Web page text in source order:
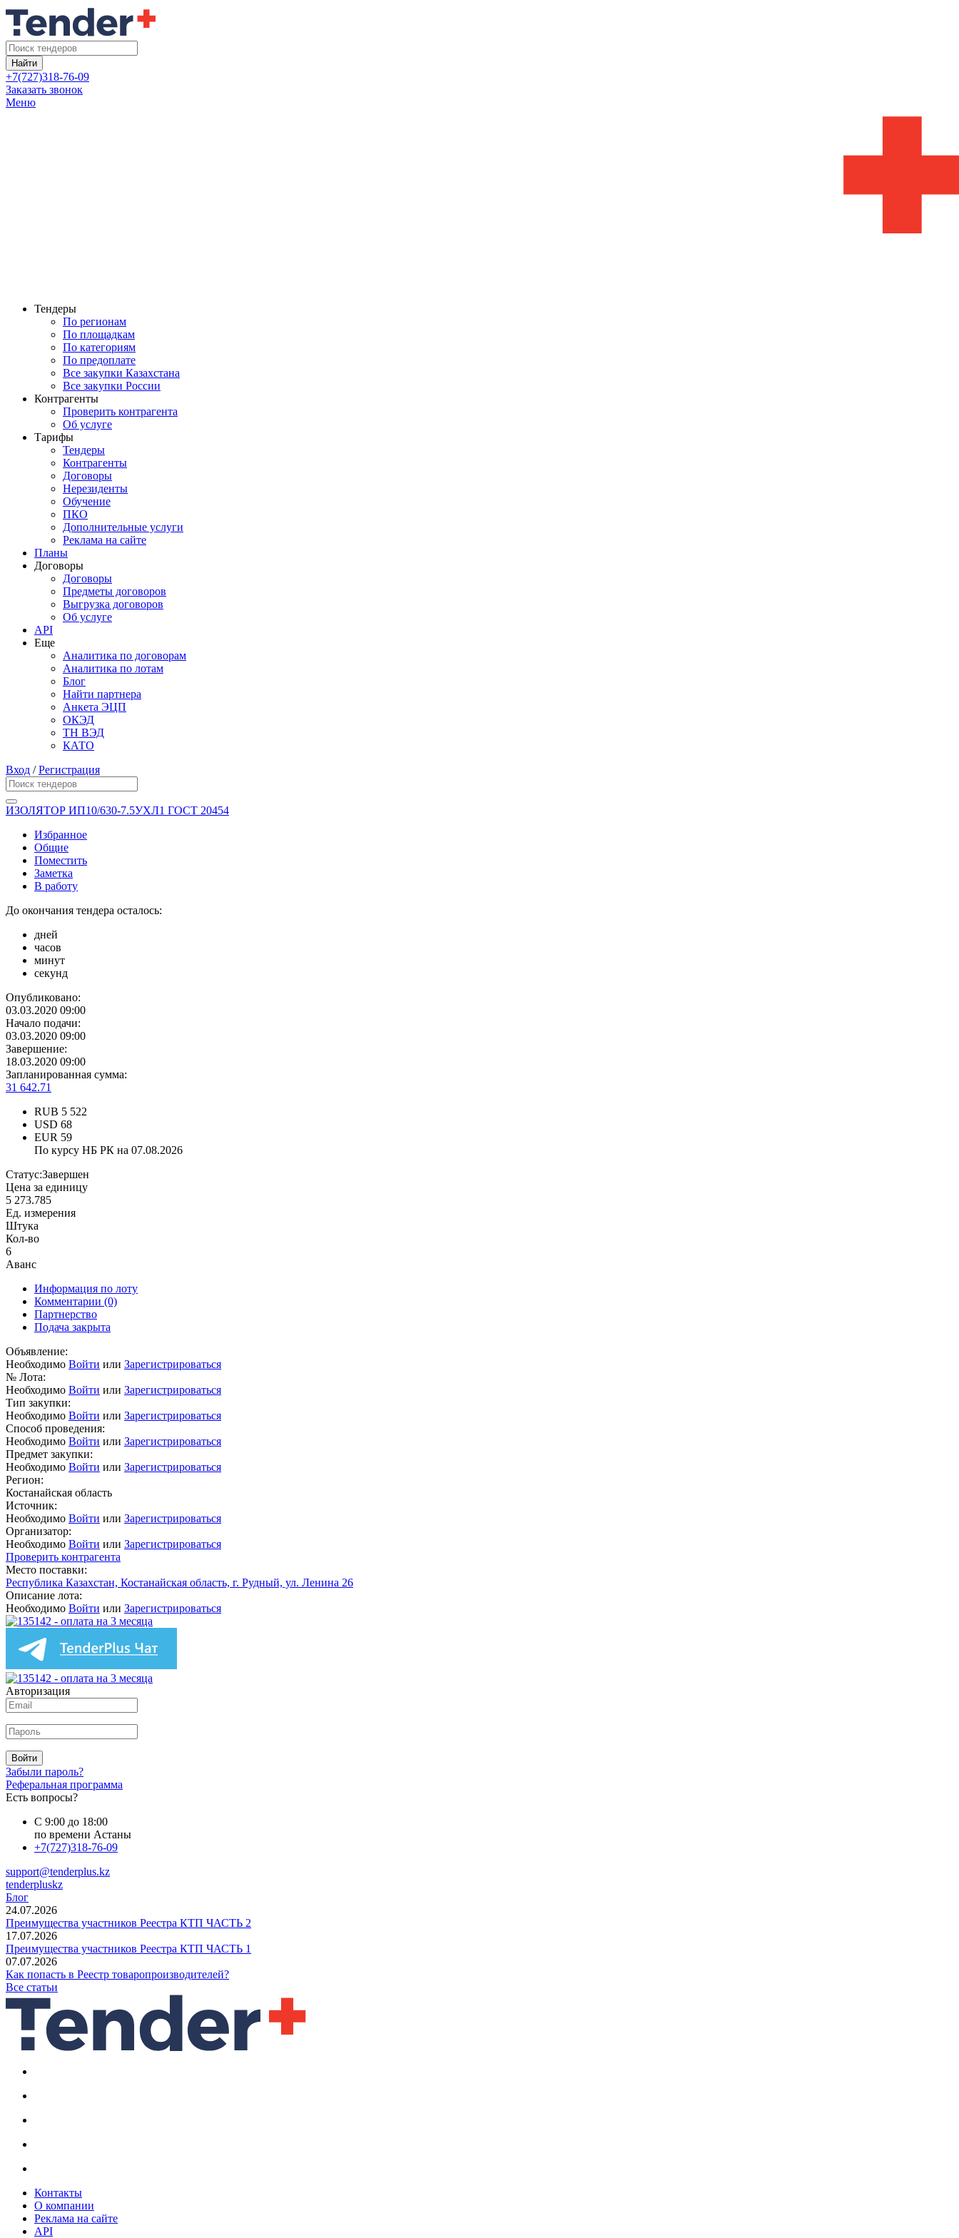
Найти
+7(727)318-76-09
Заказать звонок
Меню
Тендеры
По регионам
По площадкам
По категориям
По предоплате
Все закупки Казахстана
Все закупки России
Контрагенты
Проверить контрагента
Об услуге
Тарифы
Тендеры
Контрагенты
Договоры
Нерезиденты
Обучение
ПКО
Дополнительные услуги
Реклама на сайте
Планы
Договоры
Договоры
Предметы договоров
Выгрузка договоров
Об услуге
API
Еще
Аналитика по договорам
Аналитика по лотам
Блог
Найти партнера
Анкета ЭЦП
ОКЭД
ТН ВЭД
КАТО
Вход /Регистрация
ИЗОЛЯТОР ИП10/630-7.5УХЛ1 ГОСТ 20454
Избранное
Общие
Поместить
Заметка
В работу
До окончания тендера осталось:
дней
часов
минут
секунд
Опубликовано:
03.03.2020 09:00
Начало подачи:
03.03.2020 09:00
Завершение:
18.03.2020 09:00
Запланированная сумма:
31 642.71
RUB 5 522
USD 68
EUR 59
По курсу НБ РК на 07.08.2026
Статус:Завершен
Цена за единицу
5 273.785
Ед. измерения
Штука
Кол-во
6
Аванс
Информация по лоту
Комментарии (0)
Партнерство
Подача закрыта
Объявление:
Необходимо Войти или Зарегистрироваться
№ Лота:
Необходимо Войти или Зарегистрироваться
Тип закупки:
Необходимо Войти или Зарегистрироваться
Способ проведения:
Необходимо Войти или Зарегистрироваться
Предмет закупки:
Необходимо Войти или Зарегистрироваться
Регион:
Костанайская область
Источник:
Необходимо Войти или Зарегистрироваться
Организатор:
Необходимо Войти или Зарегистрироваться
Проверить контрагента
Место поставки:
Республика Казахстан, Костанайская область, г. Рудный, ул. Ленина 26
Описание лота:
Необходимо Войти или Зарегистрироваться
Авторизация
Войти
Забыли пароль?
Реферальная программа
Есть вопросы?
С 9:00 до 18:00
по времени Астаны
+7(727)318-76-09
support@tenderplus.kz
tenderpluskz
Блог
24.07.2026
Преимущества участников Реестра КТП ЧАСТЬ 2
17.07.2026
Преимущества участников Реестра КТП ЧАСТЬ 1
07.07.2026
Как попасть в Реестр товаропроизводителей?
Все статьи
Контакты
О компании
Реклама на сайте
API